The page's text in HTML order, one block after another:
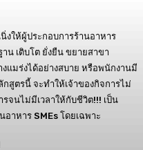
งให้ผู้ประกอบการร้านอาหาร
น เติบโต ยั่งยืน ขยายสาขา
แมร่งได้อย่างสบาย หรือพนักงานมี
สูตรนี้ จะทำให้เจ้าของกิจการไม่
จนไม่มีเวลาให้กับชีวิต!!! เป็น
าหาร SMEs โดยเฉพาะ